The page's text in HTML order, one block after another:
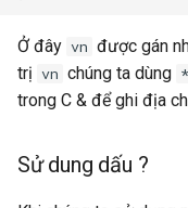
Ở đây vn được gán
trị vn chúng ta dùng
trong C & để ghi địa
Sử dung dấu ?